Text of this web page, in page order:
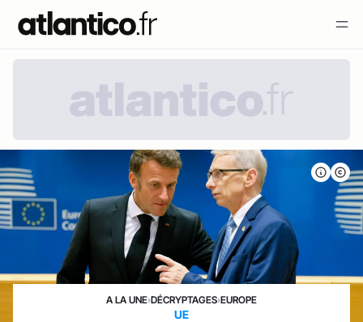
A LA UNE›DÉCRYPTAGES›EUROPE
UE